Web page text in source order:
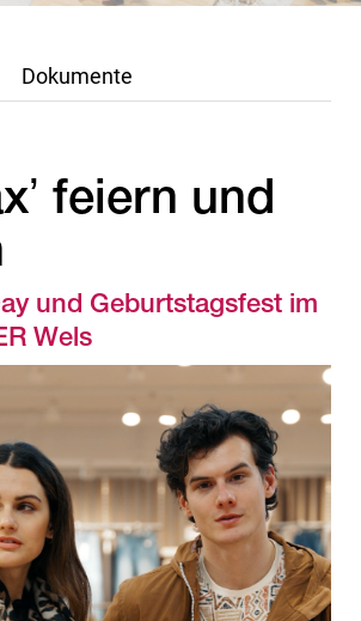
Dokumente
feiern und
und Geburtstagsfest im
Wels